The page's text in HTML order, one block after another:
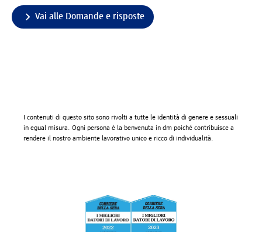
Vai alle Domande e risposte
I contenuti di questo sito sono rivolti a tutte le identità di genere e sessuali
in egual misura. Ogni persona è la benvenuta in dm poiché contribuisce a
rendere il nostro ambiente lavorativo unico e ricco di individualità.